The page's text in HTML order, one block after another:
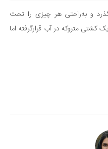
و به‌راحتی هر چیزی را تحت
متروکه در آب قرارگرفته اما